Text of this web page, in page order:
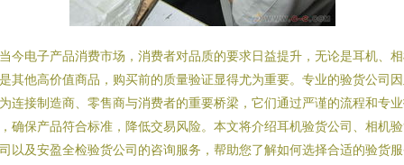
今电子产品消费市场，消费者对品质的要求日益提升，无论是耳机、
其他高价值商品，购买前的质量验证显得尤为重要。专业的验货公司
连接制造商、零售商与消费者的重要桥梁，它们通过严谨的流程和专
确保产品符合标准，降低交易风险。本文将介绍耳机验货公司、相机
以及安盈全检验货公司的咨询服务，帮助您了解如何选择合适的验货